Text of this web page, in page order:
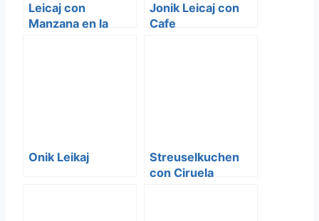
Leicaj con
Manzana en la
Jonik Leicaj con
Cafe
Onik Leikaj
Streuselkuchen
con Ciruela